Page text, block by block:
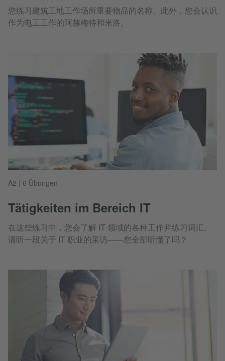
您练习建筑工地工作场所重要物品的名称。此外，您会认识
作为电工工作的阿赫梅特和米洛。
A2 | 6 Übungen
Tätigkeiten im Bereich IT
在这些练习中，您会了解 IT 领域的各种工作并练习词汇。
请听一段关于 IT 职业的采访——您全部听懂了吗？